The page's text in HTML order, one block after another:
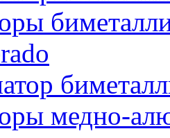
медно-